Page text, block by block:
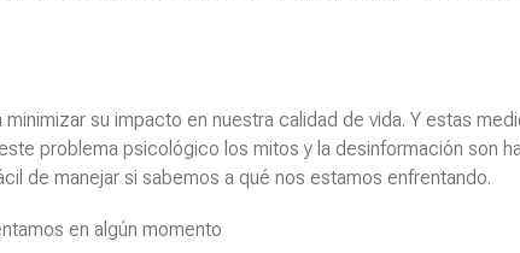
su impacto en nuestra calidad de vida. Y estas
problema psicológico los mitos y la desinformación son
de manejar si sabemos a qué nos estamos enfrentando.
en algún momento